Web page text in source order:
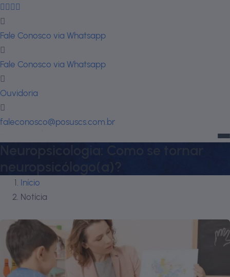
Fale Conosco via Whatsapp
Fale Conosco via Whatsapp
Ouvidoria
faleconosco@posuscs.com.br
Início
Notícia